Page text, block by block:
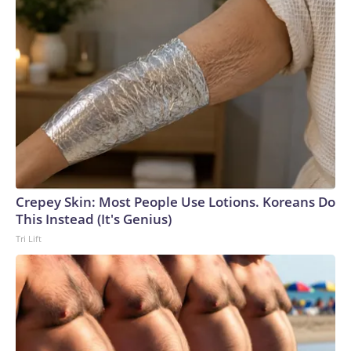
Crepey Skin: Most People Use Lotions. Koreans Do
This Instead (It's Genius)
Tri Lift